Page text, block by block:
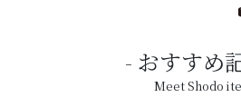
おすすめ
Meet Shodo